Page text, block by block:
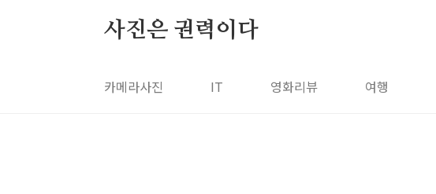
사진은 권력이다
카메라사진 IT 영화리뷰 여행